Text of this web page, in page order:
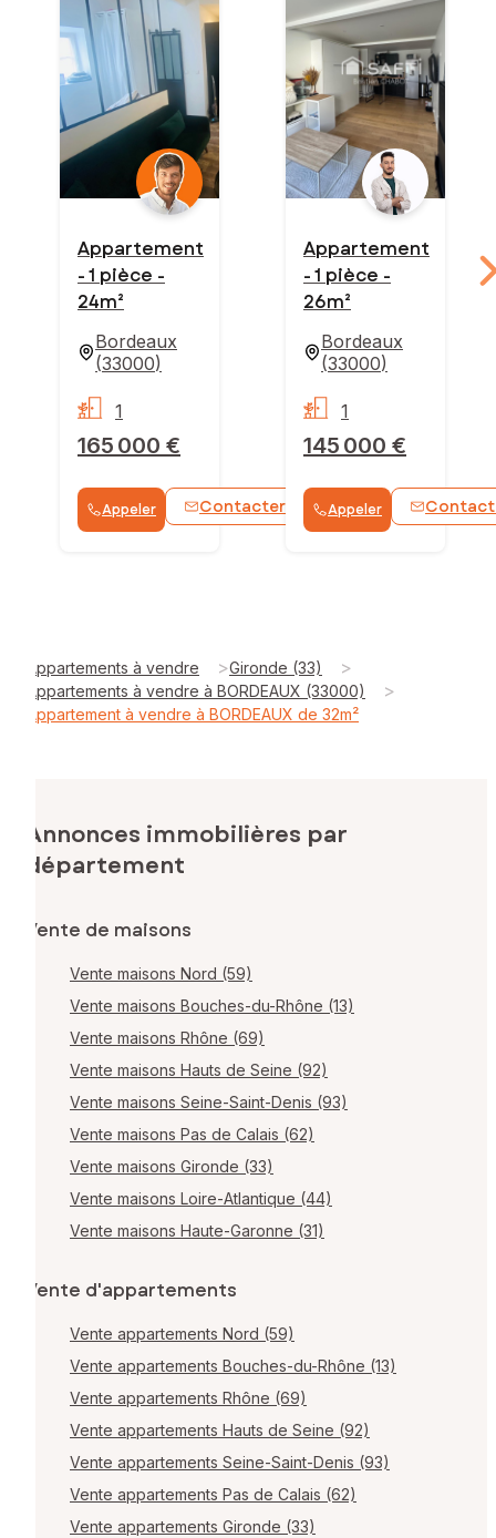
Appartement
- 1 pièce -
24m²
Bordeaux
(33000)
165 000 €
1
Appeler Contacter WhatsApp
Appartement
- 1 pièce -
26m²
Bordeaux
(33000)
145 000 €
1
Appeler
Appartements à vendre >Gironde (33) >
Appartements à vendre à BORDEAUX (33000) >
Appartement à vendre à BORDEAUX de 32m²
Annonces immobilières par
département
Vente de maisons
Vente maisons Nord (59)
Vente maisons Bouches-du-Rhône (13)
Vente maisons Rhône (69)
Vente maisons Hauts de Seine (92)
Vente maisons Seine-Saint-Denis (93)
Vente maisons Pas de Calais (62)
Vente maisons Gironde (33)
Vente maisons Loire-Atlantique (44)
Vente maisons Haute-Garonne (31)
Vente d'appartements
Vente appartements Nord (59)
Vente appartements Bouches-du-Rhône (13)
Vente appartements Rhône (69)
Vente appartements Hauts de Seine (92)
Vente appartements Seine-Saint-Denis (93)
Vente appartements Pas de Calais (62)
Vente appartements Gironde (33)